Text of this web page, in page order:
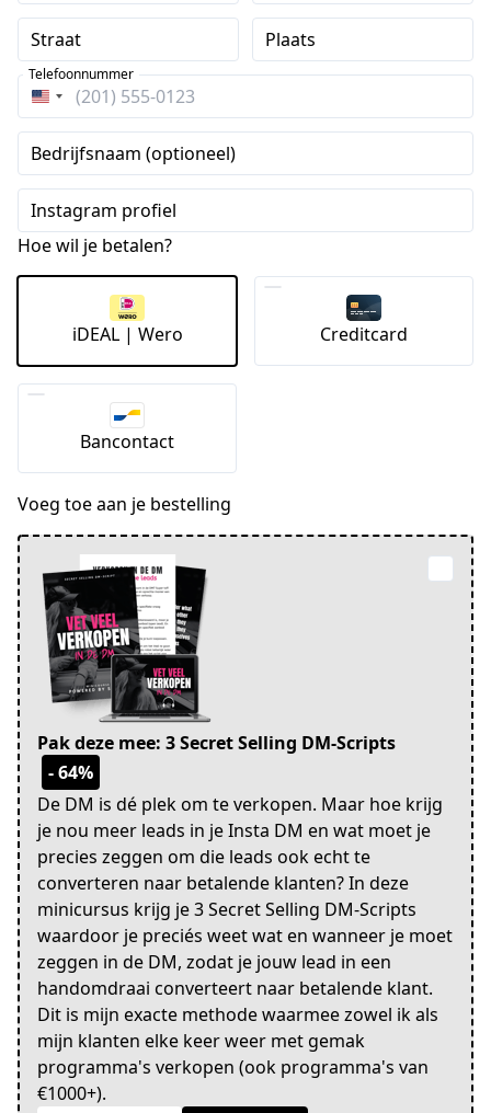
Straat Plaats
Verenigde
Staten
+1
Telefoonnummer
Bedrijfsnaam (optioneel)
Instagram profiel
Hoe wil je betalen?
iDEAL | Wero Creditcard
Bancontact
Voeg toe aan je bestelling
Pak deze mee: 3 Secret Selling DM-Scripts
- 64%
De DM is dé plek om te verkopen. Maar hoe krijg
je nou meer leads in je Insta DM en wat moet je
precies zeggen om die leads ook echt te
converteren naar betalende klanten? In deze
minicursus krijg je 3 Secret Selling DM-Scripts
waardoor je preciés weet wat en wanneer je moet
zeggen in de DM, zodat je jouw lead in een
handomdraai converteert naar betalende klant.
Dit is mijn exacte methode waarmee zowel ik als
mijn klanten elke keer weer met gemak
programma's verkopen (ook programma's van
€1000+).